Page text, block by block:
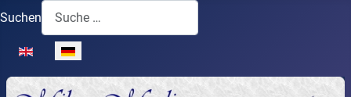
Suchen
Sprache auswählen